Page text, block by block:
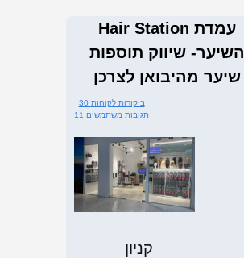
Hair Station עמדת
השיער- שיווק תוספות
שיער מהיבואן לצרכן
30 ביקורות לקוחות
11 תגובות משתמשים
קניון